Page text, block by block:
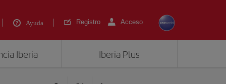
Ayuda Registro Acceso
Iberia Iberia Plus